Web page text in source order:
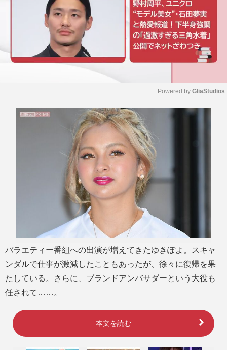
M
Powered by GliaStudios
バラエティー番組への出演が増えてきたゆきぽよ。スキャ
ンダルで仕事が激減したこともあったが、徐々に復帰を果
たしている。さらに、ブランドアンバサダーという大役も
任されて……。
本文を読む